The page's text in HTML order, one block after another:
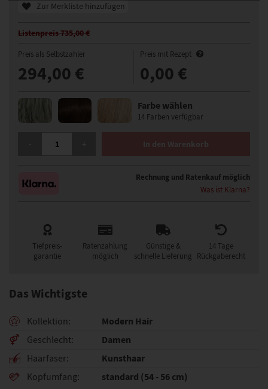
Zur Merkliste hinzufügen
Listenpreis 735,00 €
Preis als Selbstzahler
294,00 €
Preis mit Rezept
0,00 €
Farbe wählen
14 Farben verfügbar
In den Warenkorb
Rechnung und Ratenkauf möglich
Was ist Klarna?
Tiefpreis-
garantie
Ratenzahlung
möglich
Günstige &
schnelle Lieferung
14 Tage
Rückgaberecht
Das Wichtigste
Kollektion Modern Hair
Geschlecht Damen
Haarfaser Kunsthaar
Kopfumfang standard (54 - 56 cm)